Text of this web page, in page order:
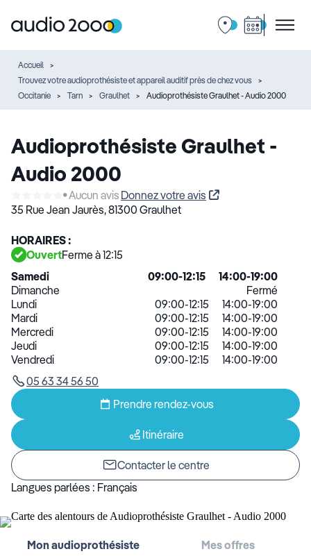
Accueil
Trouvez votre audioprothésiste et appareil auditif près de chez vous
Occitanie
Tarn Graulhet Audioprothésiste Graulhet - Audio 2000
Audioprothésiste Graulhet -
Audio 2000
Aucun avis Donnez votre avis
35 Rue Jean Jaurès,81300 Graulhet
HORAIRES :
OuvertFerme à 12:15
Samedi
09:00-12:15
14:00-19:00
Dimanche
Fermé
Lundi
09:00-12:15
14:00-19:00
Mardi
09:00-12:15
14:00-19:00
Mercredi
09:00-12:15
14:00-19:00
Jeudi
09:00-12:15
14:00-19:00
Vendredi
09:00-12:15
14:00-19:00
05 63 34 56 50
Prendre rendez-vous
Itinéraire
Contacter le centre
Langues parlées : Français
Mon audioprothésiste Mes offres